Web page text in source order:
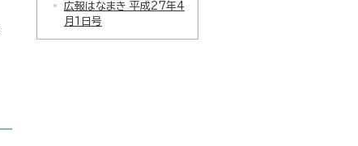
広報はなまき 平成27年4
月1日号